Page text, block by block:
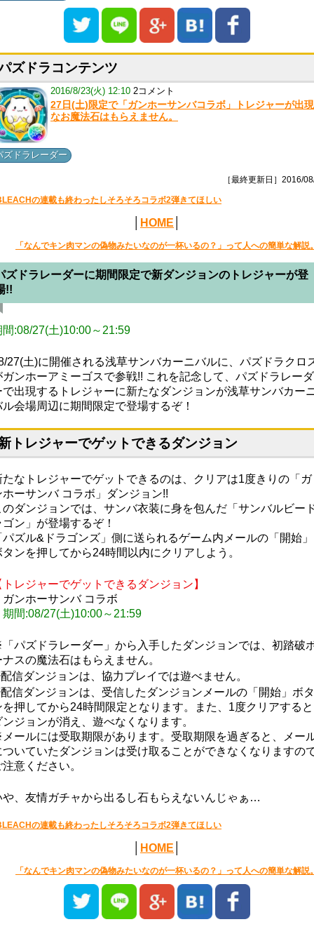
ズドラコンテンツ
2016/8/23(火) 12:10 2コメント
27日(土)限定で「ガンホーサンバコラボ」トレジャーが出現
なお魔法石はもらえません。
ズドラレーダー
［最終更新日］2016/
の連載も終わったしそろそろコラボ2弾きてほしい
HOME
「なんでキン肉マンの偽物みたいなのが一杯いるの？」って人への簡単な解説。
ズドラレーダーに期間限定で新ダンジョンのトレジャーが登
!!
間:08/27(土)10:00～21:59
27(土)に開催される浅草サンバカーニバルに、パズドラクロ
ガンホーアミーゴスで参戦!! これを記念して、パズドラレーダ
で出現するトレジャーに新たなダンジョンが浅草サンバカー
ル会場周辺に期間限定で登場するぞ！
トレジャーでゲットできるダンジョン
たなトレジャーでゲットできるのは、クリアは1度きりの「ガ
ホーサンバ コラボ」ダンジョン!!
のダンジョンでは、サンバ衣装に身を包んだ「サンバルビー
ゴン」が登場するぞ！
パズル&ドラゴンズ」側に送られるゲーム内メールの「開始」
タンを押してから24時間以内にクリアしよう。
トレジャーでゲットできるダンジョン】
ガンホーサンバ コラボ
期間:08/27(土)10:00～21:59
パズドラレーダー」から入手したダンジョンでは、初踏破
ナスの魔法石はもらえません。
信ダンジョンは、協力プレイでは遊べません。
信ダンジョンは、受信したダンジョンメールの「開始」ボタ
を押してから24時間限定となります。また、1度クリアすると
ンジョンが消え、遊べなくなります。
ールには受取期限があります。受取期限を過ぎると、メー
ついていたダンジョンは受け取ることができなくなりますの
注意ください。
や、友情ガチャから出るし石もらえないんじゃぁ…
の連載も終わったしそろそろコラボ2弾きてほしい
HOME
「なんでキン肉マンの偽物みたいなのが一杯いるの？」って人への簡単な解説。